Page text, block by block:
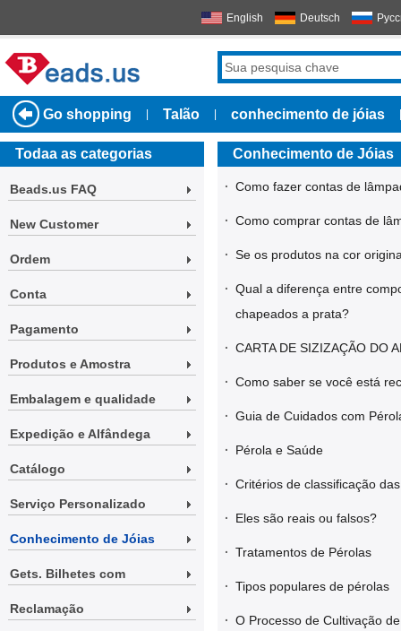
English Deutsch
Go shopping Talão conhecimento de jóias
Todaa as categorias
Beads.us FAQ
New Customer
Ordem
Conta
Pagamento
Produtos e Amostra
Embalagem e qualidade
Expedição e Alfândega
Catálogo
Serviço Personalizado
Conhecimento de Jóias
Gets. Bilhetes com
Reclamação
Conhecimento de Jóias
· Como fazer contas de
· Como comprar contas de
· Se os produtos na cor
· Qual a diferença entre
chapeados a prata?
· CARTA DE SIZIZAÇÃO DO
· Como saber se você está
· Guia de Cuidados com
· Pérola e Saúde
· Critérios de classificação
· Eles são reais ou falsos?
· Tratamentos de Pérolas
· Tipos populares de pérolas
· O Processo de Cultivação